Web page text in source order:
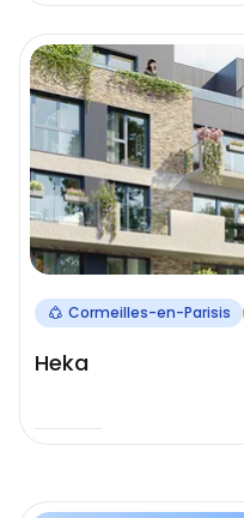
Cormeilles-en-Parisis
Heka